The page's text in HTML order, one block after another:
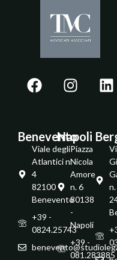
Benevento
Viale degli
Atlantici n.
4
82100 -
Benevento
+39 -
0824.25743
Napoli
Piazza
Nicola
Amore
n. 6
80138
-
Napoli
+39 -
081.283885